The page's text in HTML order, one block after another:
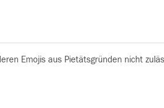
Emojis aus Pietätsgründen nicht